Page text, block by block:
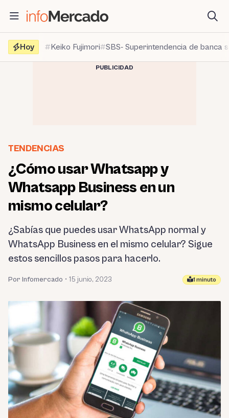
contenido
Hoy
Keiko Fujimori SBS- Superintendencia de banca
PUBLICIDAD
TENDENCIAS
¿Cómo usar Whatsapp y
Whatsapp Business en un
mismo celular?
¿Sabías que puedes usar WhatsApp normal y
WhatsApp Business en el mismo celular? Sigue
estos sencillos pasos para hacerlo.
Por Infomercado • 15 junio, 2023 1 minuto